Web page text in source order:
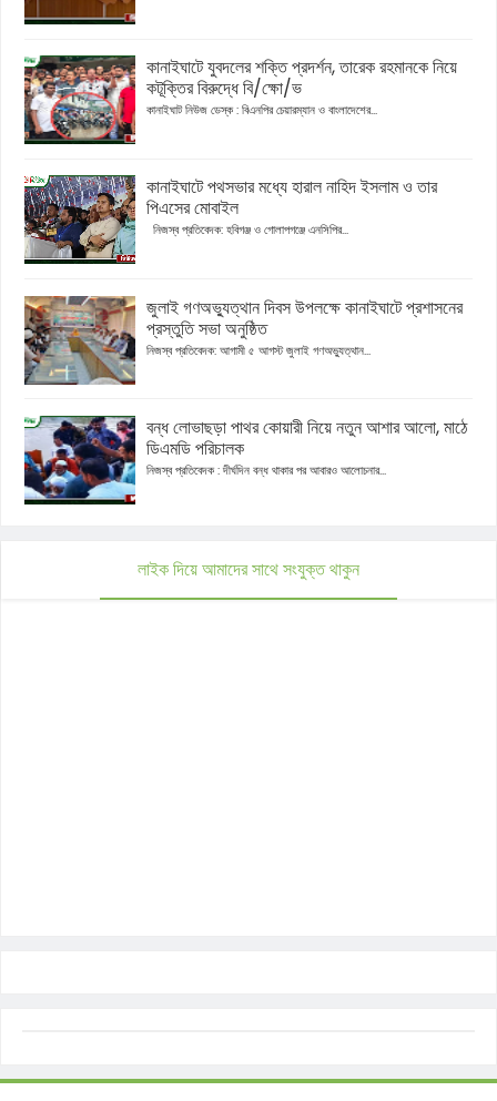
কানাইঘাটে যুবদলের শক্তি প্রদর্শন, তারেক রহমানকে নিয়ে
কটূক্তির বিরুদ্ধে বি/ক্ষো/ভ
কানাইঘাট নিউজ ডেস্ক : বিএনপির চেয়ারম্যান ও বাংলাদেশের...
কানাইঘাটে পথসভার মধ্যে হারাল নাহিদ ইসলাম ও তার
পিএসের মোবাইল
নিজস্ব প্রতিবেদক: হবিগঞ্জ ও গোলাপগঞ্জে এনসিপির...
জুলাই গণঅভ্যুত্থান দিবস উপলক্ষে কানাইঘাটে প্রশাসনের
প্রস্তুতি সভা অনুষ্ঠিত
নিজস্ব প্রতিবেদক: আগামী ৫ আগস্ট জুলাই গণঅভ্যুত্থান...
বন্ধ লোভাছড়া পাথর কোয়ারী নিয়ে নতুন আশার আলো, মাঠে
ডিএমডি পরিচালক
নিজস্ব প্রতিবেদক : দীর্ঘদিন বন্ধ থাকার পর আবারও আলোচনার...
লাইক দিয়ে আমাদের সাথে সংযুক্ত থাকুন